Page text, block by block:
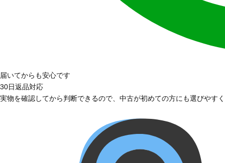
届いてからも安心です
30日返品対応
実物を確認してから判断できるので、中古が初めての方にも選びやす